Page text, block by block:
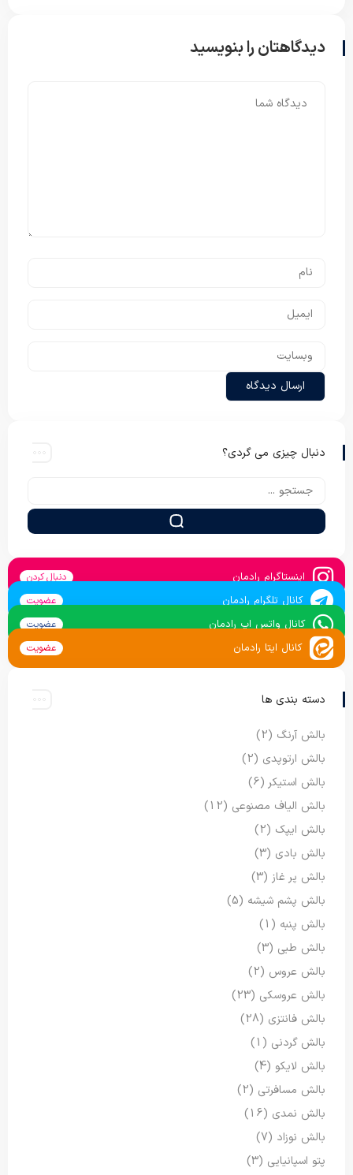
دیدگاهتان را بنویسید
دنبال چیزی می گردی؟
اینستاگرام رادمان دنبال کردن
کانال تلگرام رادمان عضویت
کانال واتس اپ رادمان عضویت
کانال ایتا رادمان عضویت
دسته بندی ها
بالش آرنگ (2)
بالش ارتوپدی (2)
بالش استیکر (6)
بالش الیاف مصنوعی (12)
بالش ایپک (2)
بالش بادی (3)
بالش پر غاز (3)
بالش پشم شیشه (5)
بالش پنبه (1)
بالش طبی (3)
بالش عروس (2)
بالش عروسکی (23)
بالش فانتزی (28)
بالش گردنی (1)
بالش لایکو (4)
بالش مسافرتی (2)
بالش نمدی (16)
بالش نوزاد (7)
پتو اسپانیایی (3)